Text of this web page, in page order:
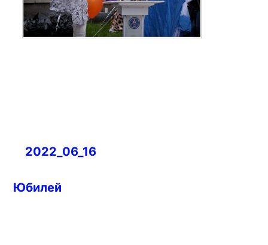
Навигация
записям
2022_06_16
Юбилей